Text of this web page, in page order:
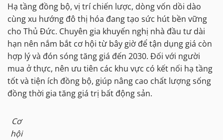
Hạ tầng đồng bộ, vị trí chiến lược, dòng vốn dồi dào
cùng xu hướng đô thị hóa đang tạo sức hút bền vững
cho Thủ Đức. Chuyên gia khuyến nghị nhà đầu tư dài
hạn nên nắm bắt cơ hội từ bây giờ để tận dụng giá còn
hợp lý và đón sóng tăng giá đến 2030. Đối với người
mua ở thực, nên ưu tiên các khu vực có kết nối hạ tầng
tốt và tiện ích đồng bộ, giúp nâng cao chất lượng sống
đồng thời gia tăng giá trị bất động sản.
Cơ
hội